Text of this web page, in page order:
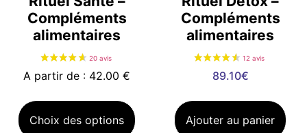
Compléments
alimentaires
A partir de : 42.00 €
Choix des options
Compléments
alimentaires
89.10€
Ajouter au panier